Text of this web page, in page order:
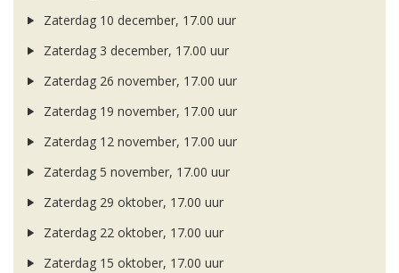
Zaterdag 10 december, 17.00 uur
Zaterdag 3 december, 17.00 uur
Zaterdag 26 november, 17.00 uur
Zaterdag 19 november, 17.00 uur
Zaterdag 12 november, 17.00 uur
Zaterdag 5 november, 17.00 uur
Zaterdag 29 oktober, 17.00 uur
Zaterdag 22 oktober, 17.00 uur
Zaterdag 15 oktober, 17.00 uur